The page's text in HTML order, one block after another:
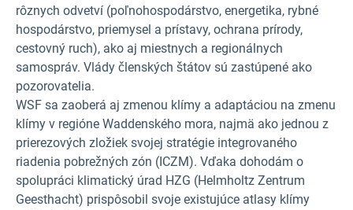
rôznych odvetví (poľnohospodárstvo, energetika, rybné
hospodárstvo, priemysel a prístavy, ochrana prírody,
cestovný ruch), ako aj miestnych a regionálnych
samospráv. Vlády členských štátov sú zastúpené ako
pozorovatelia.
WSF sa zaoberá aj zmenou klímy a adaptáciou na zmenu
klímy v regióne Waddenského mora, najmä ako jednou z
prierezových zložiek svojej stratégie integrovaného
riadenia pobrežných zón (ICZM). Vďaka dohodám o
spolupráci klimatický úrad HZG (Helmholtz Zentrum
Geesthacht) prispôsobil svoje existujúce atlasy klímy